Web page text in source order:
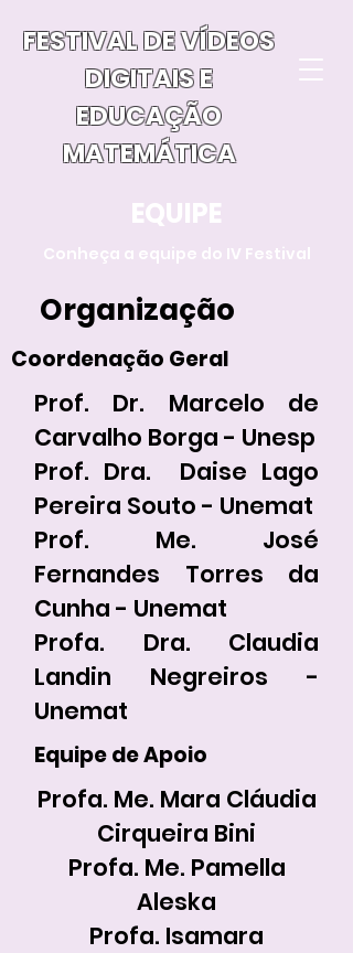
FESTIVAL DE VÍDEOS
DIGITAIS E
EDUCAÇÃO
MATEMÁTICA
EQUIPE
Conheça a equipe do IV Festival
Organização
Coordenação Geral
Prof. Dr. Marcelo de
Carvalho Borga - Unesp
Prof. Dra. Daise Lago
Pereira Souto - Unemat
Prof. Me. José
Fernandes Torres da
Cunha - Unemat
Profa. Dra. Claudia
Landin Negreiros -
Unemat
Equipe de Apoio
Profa. Me. Mara Cláudia
Cirqueira Bini
Profa. Me. Pamella
Aleska
Profa. Isamara